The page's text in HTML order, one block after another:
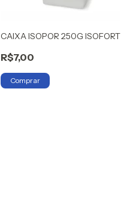
CAIXA ISOPOR 250G ISOFORT
R$7,00